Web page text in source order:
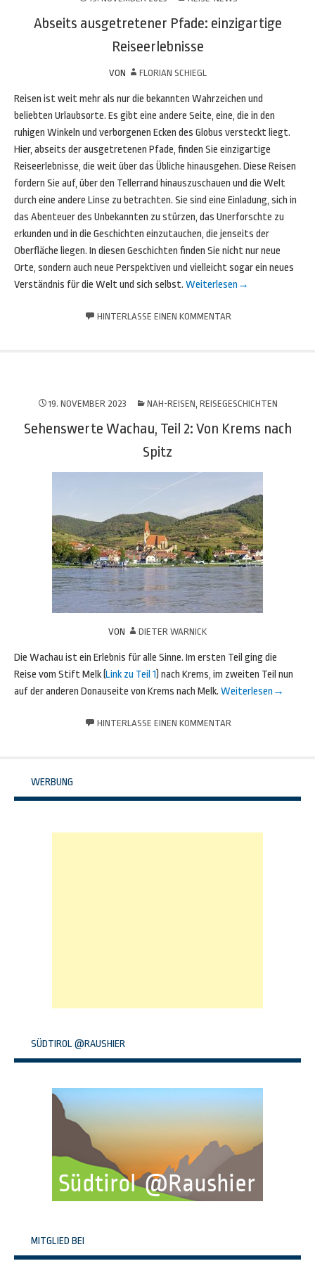
Abseits ausgetretener Pfade: einzigartige
Reiseerlebnisse
VON FLORIAN SCHIEGL
Reisen ist weit mehr als nur die bekannten Wahrzeichen und
beliebten Urlaubsorte. Es gibt eine andere Seite, eine, die in den
ruhigen Winkeln und verborgenen Ecken des Globus versteckt liegt.
Hier, abseits der ausgetretenen Pfade, finden Sie einzigartige
Reiseerlebnisse, die weit über das Übliche hinausgehen. Diese Reisen
fordern Sie auf, über den Tellerrand hinauszuschauen und die Welt
durch eine andere Linse zu betrachten. Sie sind eine Einladung, sich in
das Abenteuer des Unbekannten zu stürzen, das Unerforschte zu
erkunden und in die Geschichten einzutauchen, die jenseits der
Oberfläche liegen. In diesen Geschichten finden Sie nicht nur neue
Orte, sondern auch neue Perspektiven und vielleicht sogar ein neues
Verständnis für die Welt und sich selbst. Weiterlesen →
HINTERLASSE EINEN KOMMENTAR
19. NOVEMBER 2023 NAH-REISEN, REISEGESCHICHTEN
Sehenswerte Wachau, Teil 2: Von Krems nach
Spitz
VON DIETER WARNICK
Die Wachau ist ein Erlebnis für alle Sinne. Im ersten Teil ging die
Reise vom Stift Melk (Link zu Teil 1) nach Krems, im zweiten Teil nun
auf der anderen Donauseite von Krems nach Melk. Weiterlesen →
HINTERLASSE EINEN KOMMENTAR
WERBUNG
SÜDTIROL @RAUSHIER
MITGLIED BEI